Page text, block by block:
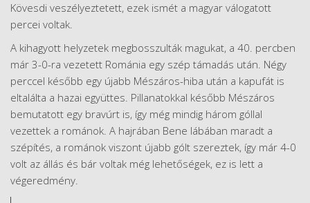
Kövesdi veszélyeztetett, ezek ismét a magyar válogatott
percei voltak.
A kihagyott helyzetek megbosszulták magukat, a 40. percben
már 3-0-ra vezetett Románia egy szép támadás után. Négy
perccel később egy újabb Mészáros-hiba után a kapufát is
eltalálta a hazai együttes. Pillanatokkal később Mészáros
bemutatott egy bravúrt is, így még mindig három góllal
vezettek a románok. A hajrában Bene lábában maradt a
szépítés, a románok viszont újabb gólt szereztek, így már 4-0
volt az állás és bár voltak még lehetőségek, ez is lett a
végeredmény.